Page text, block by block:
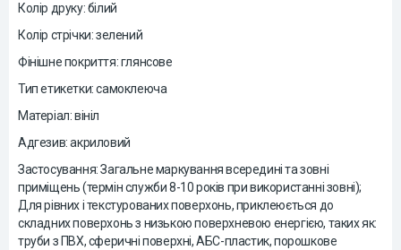
Колір друку: білий
Колір стрічки: зелений
Фінішне покриття: глянсове
Тип етикетки: самоклеюча
Матеріал: вініл
Адгезив: акриловий
Застосування: Загальне маркування всередині та зовні
приміщень (термін служби 8-10 років при використанні зовні);
Для рівних і текстурованих поверхонь, приклеюється до
складних поверхонь з низькою поверхневою енергією, таких як:
труби з ПВХ, сферичні поверхні, АБС-пластик, порошкове